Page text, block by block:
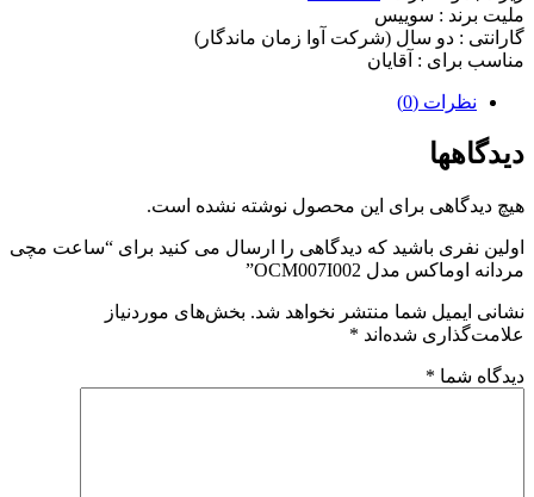
ملیت برند : سوییس
گارانتی : دو سال (شرکت آوا زمان ماندگار)
مناسب برای : آقایان
نظرات (0)
دیدگاهها
هیچ دیدگاهی برای این محصول نوشته نشده است.
اولین نفری باشید که دیدگاهی را ارسال می کنید برای “ساعت مچی
مردانه اوماکس مدل OCM007I002”
نشانی ایمیل شما منتشر نخواهد شد. بخش‌های موردنیاز
علامت‌گذاری شده‌اند *
دیدگاه شما *